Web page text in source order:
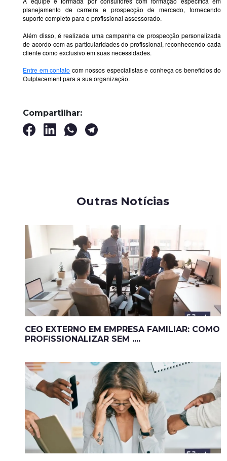
planejamento de carreira e prospecção de mercado, fornecendo
suporte completo para o profissional assessorado.
Além disso, é realizada uma campanha de prospecção personalizada
de acordo com as particularidades do profissional, reconhecendo cada
cliente como exclusivo em suas necessidades.
Entre em contato com nossos especialistas e conheça os benefícios do
Outplacement para a sua organização.
Compartilhar:
Outras Notícias
CEO EXTERNO EM EMPRESA FAMILIAR: COMO
PROFISSIONALIZAR SEM ....